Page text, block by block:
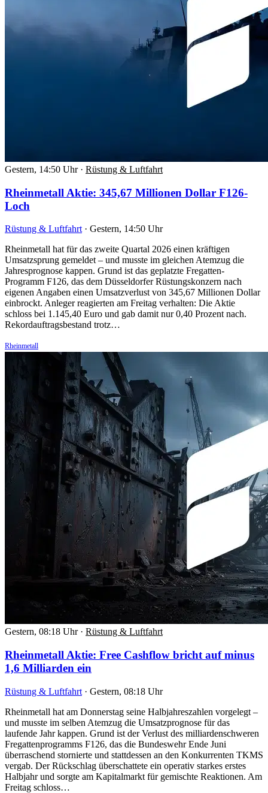
Gestern, 14:50 Uhr · Rüstung & Luftfahrt
Rheinmetall Aktie: 345,67 Millionen Dollar F126-
Loch
Rüstung & Luftfahrt · Gestern, 14:50 Uhr
Rheinmetall hat für das zweite Quartal 2026 einen kräftigen
Umsatzsprung gemeldet – und musste im gleichen Atemzug die
Jahresprognose kappen. Grund ist das geplatzte Fregatten-
Programm F126, das dem Düsseldorfer Rüstungskonzern nach
eigenen Angaben einen Umsatzverlust von 345,67 Millionen Dollar
einbrockt. Anleger reagierten am Freitag verhalten: Die Aktie
schloss bei 1.145,40 Euro und gab damit nur 0,40 Prozent nach.
Rekordauftragsbestand trotz…
Rheinmetall
Gestern, 08:18 Uhr · Rüstung & Luftfahrt
Rheinmetall Aktie: Free Cashflow bricht auf minus
1,6 Milliarden ein
Rüstung & Luftfahrt · Gestern, 08:18 Uhr
Rheinmetall hat am Donnerstag seine Halbjahreszahlen vorgelegt –
und musste im selben Atemzug die Umsatzprognose für das
laufende Jahr kappen. Grund ist der Verlust des milliardenschweren
Fregattenprogramms F126, das die Bundeswehr Ende Juni
überraschend stornierte und stattdessen an den Konkurrenten TKMS
vergab. Der Rückschlag überschattete ein operativ starkes erstes
Halbjahr und sorgte am Kapitalmarkt für gemischte Reaktionen. Am
Freitag schloss…